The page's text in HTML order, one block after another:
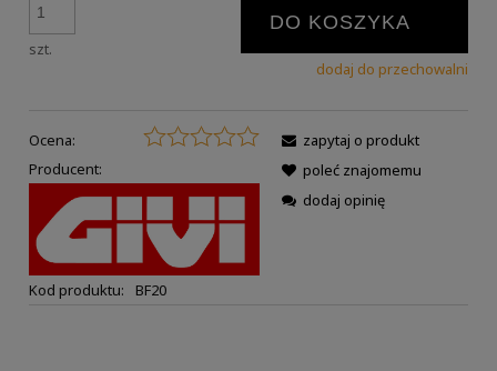
szt.
DO KOSZYKA
dodaj do przechowalni
Ocena:
Producent:
Kod produktu: BF20
zapytaj o produkt
poleć znajomemu
dodaj opinię